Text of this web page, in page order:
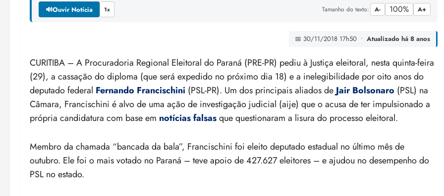
🔊Ouvir Notícia 1x Tamanho do texto: A- 100% A+
📅 30/11/2018 17h50 • Atualizado há 8 anos
CURITIBA – A Procuradoria Regional Eleitoral do Paraná (PRE-PR) pediu à Justiça eleitoral, nesta quinta-feira
(29), a cassação do diploma (que será expedido no próximo dia 18) e a inelegibilidade por oito anos do
deputado federal Fernando Francischini (PSL-PR). Um dos principais aliados deJair Bolsonaro (PSL) na
Câmara, Francischini é alvo de uma ação de investigação judicial (aije) que o acusa de ter impulsionado a
própria candidatura com base em notícias falsasque questionaram a lisura do processo eleitoral.
Membro da chamada “bancada da bala”, Francischini foi eleito deputado estadual no último mês de
outubro. Ele foi o mais votado no Paraná – teve apoio de 427.627 eleitores – e ajudou no desempenho do
PSL no estado.